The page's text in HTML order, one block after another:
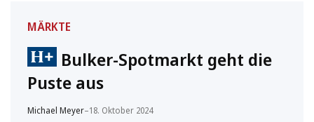
MÄRKTE
Bulker-Spotmarkt geht die
Puste aus
Michael Meyer–18. Oktober 2024